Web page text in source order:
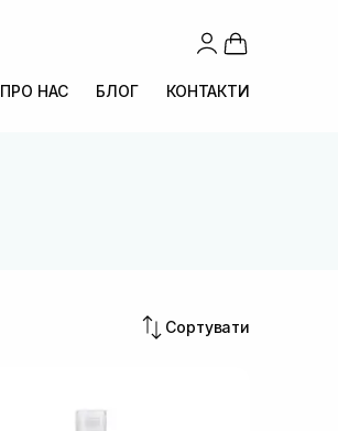
ПРО НАС БЛОГ КОНТАКТИ
Сортувати